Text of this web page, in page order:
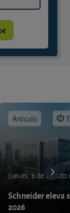
Artículo
jueves, 6 de agosto
Schneider eleva
2026